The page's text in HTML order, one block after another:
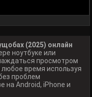
(2025) онлайн
ноутбуке или
просмотром
время используя
проблем
на Android, iPhone и